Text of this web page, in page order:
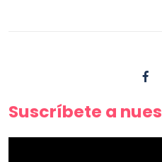
Suscríbete a